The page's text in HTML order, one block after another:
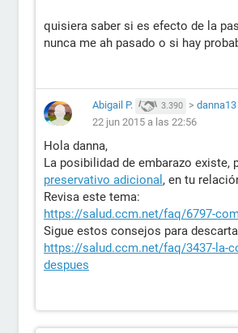
quisiera saber si es efecto de la
nunca me ah pasado o si hay
Abigail P. 3.390 > danna13
22 jun 2015 a las 22:56
Hola danna,
La posibilidad de embarazo
preservativo adicional , en tu
Revisa este tema:
https://salud.ccm.net/faq/6797-
Sigue estos consejos para
https://salud.ccm.net/faq/3437-la-
despues